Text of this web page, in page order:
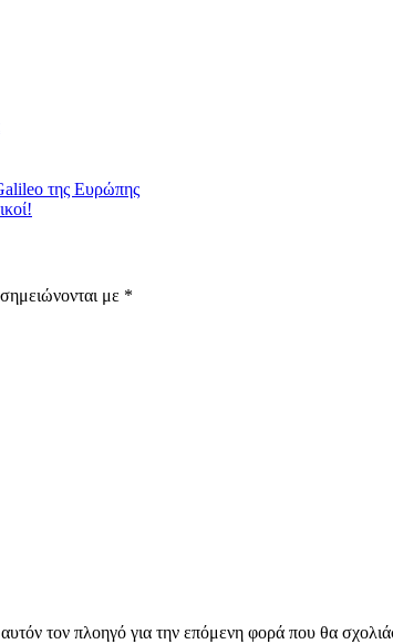
της Ευρώπης
με *
τον πλοηγό για την επόμενη φορά που θα